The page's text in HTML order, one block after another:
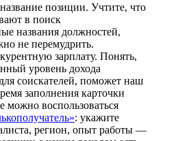
позиции. Учтите, что
в поиск
названия должностей,
не перемудрить.
зарплату. Понять,
уровень дохода
соискателей, поможет наш
заполнения карточки
можно воспользоваться
: укажите
регион, опыт работы —